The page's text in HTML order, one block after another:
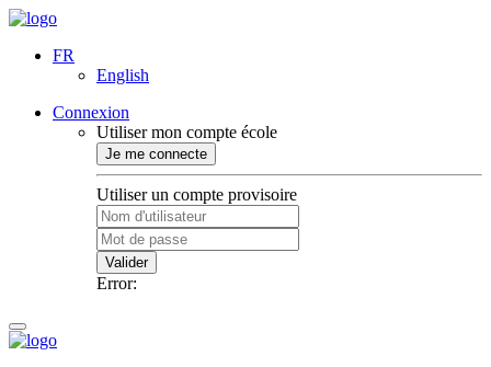
FR
English
Connexion
Utiliser mon compte école
Je me connecte
Utiliser un compte provisoire
Valider
Error: